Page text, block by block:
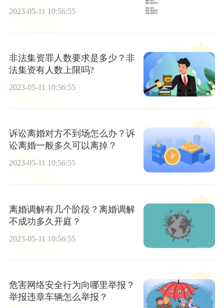
2023-05-11 10:56:55
非法集资罪人数要求是多少？非
法集资有人数上限吗?
2023-05-11 10:56:55
诉讼离婚对方不到场怎么办？诉
讼离婚一般多久可以离掉？
2023-05-11 10:56:55
离婚调解有几个阶段？离婚调解
不成功多久开庭？
2023-05-11 10:56:55
危害网络安全行为向哪里举报？
举报违章车辆怎么举报？